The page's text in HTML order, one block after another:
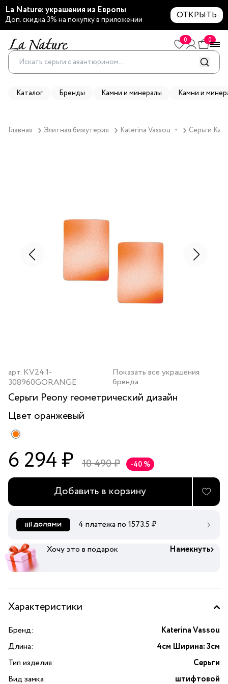
La Nature: украшения из Европы
Доп. скидка 3% на покупку в приложении ОТКРЫТЬ
0 0
Каталог Бренды Камни и минералы Камни и
Главная Элитная бижутерия Katerina Vassou ▼ Серьги
арт. KV24.1-
308960GORANGE
Показать все украшения
бренда
Серьги Peony геометрический дизайн
Цвет оранжевый
6 294 ₽ 10 490 ₽ -40 %
Добавить в корзину
4 платежа по 1573.5 ₽
Хочу это в подарок Намекнуть
Характеристики
Бренд:
Katerina Vassou
Длина:
4см Ширина: 3см
Тип изделия:
Серьги
Вид замка:
штифтовой